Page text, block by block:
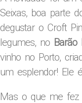
Seixas, boa parte
degustar o Croft
legumes, no Barão
vinho no Porto,
um esplendor! Ele
Mas o que me fez